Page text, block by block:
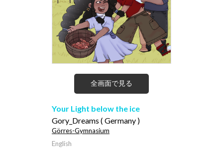
全画面で見る
Your Light below the ice
Gory_Dreams ( Germany )
Görres-Gymnasium
English